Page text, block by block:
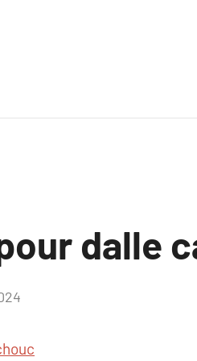
dalle